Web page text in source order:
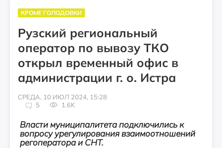
КРОМЕ ГОЛОДОВКИ
Рузский региональный
оператор по вывозу ТКО
открыл временный офис в
администрации г. о. Истра
СРЕДА, 10 ИЮЛ 2024, 15:28
5
1.6K
Власти муниципалитета подключились к
вопросу урегулирования взаимоотношений
регоператора и СНТ.